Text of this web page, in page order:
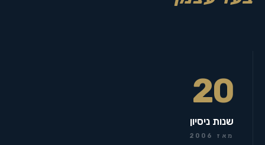
20
שנות ניסיון
מאז 2006